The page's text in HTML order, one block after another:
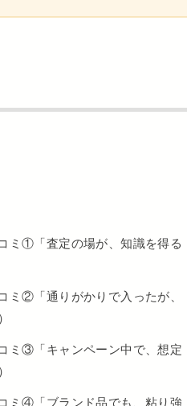
ミ①「査定の場が、知識を得る
ミ②「通りがかりで入ったが、
ミ③「キャンペーン中で、想定
ミ④「ブランド品でも、粘り強